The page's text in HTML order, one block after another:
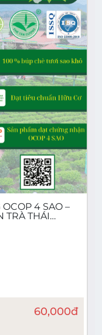
4 SAO –
TRÀ THÁI
60,000đ